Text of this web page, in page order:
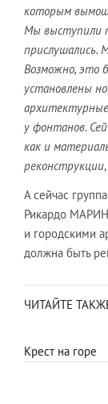
которым
Мы выступили
прислушались.
Возможно, это
установлены
у фонтанов.
как и
реконструкции
А сейчас
Рикардо
и городскими
должна быть
ЧИТАЙТЕ
Крест на горе